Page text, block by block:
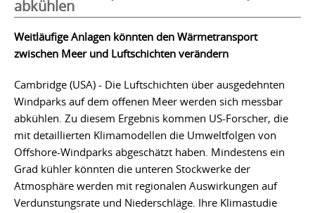
abkühlen
Weitläufige Anlagen könnten den Wärmetransport
zwischen Meer und Luftschichten verändern
Cambridge (USA) - Die Luftschichten über ausgedehnten
Windparks auf dem offenen Meer werden sich messbar
abkühlen. Zu diesem Ergebnis kommen US-Forscher, die
mit detaillierten Klimamodellen die Umweltfolgen von
Offshore-Windparks abgeschätzt haben. Mindestens ein
Grad kühler könnten die unteren Stockwerke der
Atmosphäre werden mit regionalen Auswirkungen auf
Verdunstungsrate und Niederschläge. Ihre Klimastudie